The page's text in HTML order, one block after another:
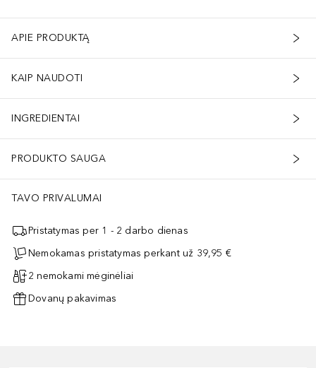
APIE PRODUKTĄ
KAIP NAUDOTI
INGREDIENTAI
PRODUKTO SAUGA
TAVO PRIVALUMAI
Pristatymas per 1 - 2 darbo dienas
Nemokamas pristatymas perkant už 39,95 €
2 nemokami mėginėliai
Dovanų pakavimas